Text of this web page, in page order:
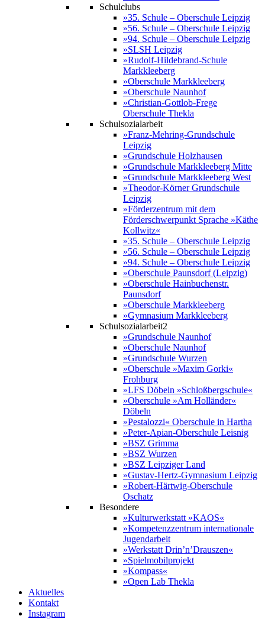
Schulclubs
»35. Schule – Oberschule Leipzig
»56. Schule – Oberschule Leipzig
»94. Schule – Oberschule Leipzig
»SLSH Leipzig
»Rudolf-Hildebrand-Schule
Markkleeberg
»Oberschule Markkleeberg
»Oberschule Naunhof
»Christian-Gottlob-Frege
Oberschule Thekla
Schulsozialarbeit
»Franz-Mehring-Grundschule
Leipzig
»Grundschule Holzhausen
»Grundschule Markkleeberg Mitte
»Grundschule Markkleeberg West
»Theodor-Körner Grundschule
Leipzig
»Förderzentrum mit dem
Förderschwerpunkt Sprache »Käthe
Kollwitz«
»35. Schule – Oberschule Leipzig
»56. Schule – Oberschule Leipzig
»94. Schule – Oberschule Leipzig
»Oberschule Paunsdorf (Leipzig)
»Oberschule Hainbuchenstr.
Paunsdorf
»Oberschule Markkleeberg
»Gymnasium Markkleeberg
Schulsozialarbeit2
»Grundschule Naunhof
»Oberschule Naunhof
»Grundschule Wurzen
»Oberschule »Maxim Gorki«
Frohburg
»LFS Döbeln »Schloßbergschule«
»Oberschule »Am Holländer«
Döbeln
»Pestalozzi« Oberschule in Hartha
»Peter-Apian-Oberschule Leisnig
»BSZ Grimma
»BSZ Wurzen
»BSZ Leipziger Land
»Gustav-Hertz-Gymnasium Leipzig
»Robert-Härtwig-Oberschule
Oschatz
Besondere
»Kulturwerkstatt »KAOS«
»Kompetenzzentrum internationale
Jugendarbeit
»Werkstatt Drin’n’Drauszen«
»Spielmobilprojekt
»Kompass«
»Open Lab Thekla
Aktuelles
Kontakt
Instagram